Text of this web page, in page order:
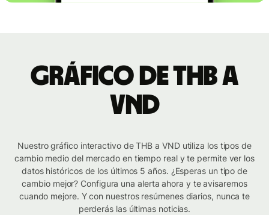
Gráfico de THB a
VND
Nuestro gráfico interactivo de THB a VND utiliza los tipos de
cambio medio del mercado en tiempo real y te permite ver los
datos históricos de los últimos 5 años. ¿Esperas un tipo de
cambio mejor? Configura una alerta ahora y te avisaremos
cuando mejore. Y con nuestros resúmenes diarios, nunca te
perderás las últimas noticias.